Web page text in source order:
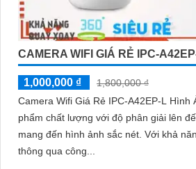
CAMERA WIFI GIÁ RẺ IPC-
1,000,000 ₫
1,800,000 ₫
Camera Wifi Giá Rẻ IPC-A42EP-L Hình
phẩm chất lượng với độ phân giải lên
mang đến hình ảnh sắc nét. Với khả năng xem ban đêm
thông qua công...